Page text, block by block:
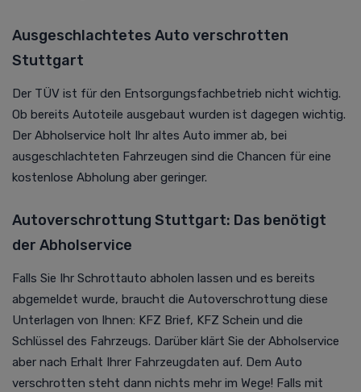
Ausgeschlachtetes Auto verschrotten
Stuttgart
Der TÜV ist für den Entsorgungsfachbetrieb nicht wichtig.
Ob bereits Autoteile ausgebaut wurden ist dagegen wichtig.
Der Abholservice holt Ihr altes Auto immer ab, bei
ausgeschlachteten Fahrzeugen sind die Chancen für eine
kostenlose Abholung aber geringer.
Autoverschrottung Stuttgart: Das benötigt
der Abholservice
Falls Sie Ihr Schrottauto abholen lassen und es bereits
abgemeldet wurde, braucht die Autoverschrottung diese
Unterlagen von Ihnen: KFZ Brief, KFZ Schein und die
Schlüssel des Fahrzeugs. Darüber klärt Sie der Abholservice
aber nach Erhalt Ihrer Fahrzeugdaten auf. Dem Auto
verschrotten steht dann nichts mehr im Wege! Falls mit